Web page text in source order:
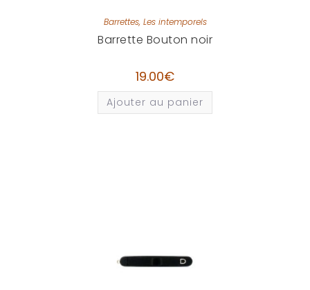
Barrettes, Les intemporels
Barrette Bouton noir
19.00€
Ajouter au panier